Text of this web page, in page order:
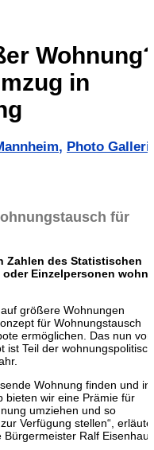
in
, Photo
für
Zahlen des Statistischen
oder Einzelpersonen
größere Wohnungen
für Wohnungstausch
ermöglichen. Das nun
ist Teil der
Wohnung finden und in
bieten wir eine Prämie für
umziehen und so
Verfügung stellen“,
Ralf